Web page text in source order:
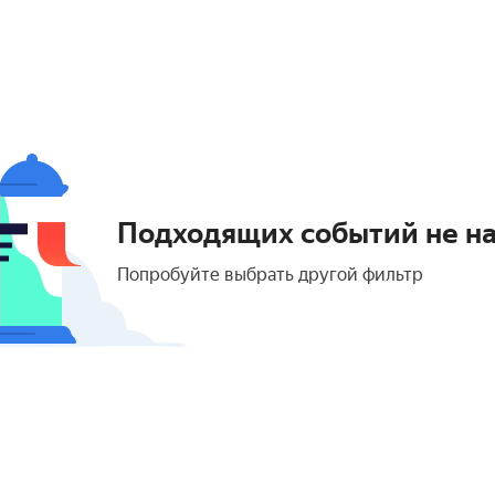
Подходящих событий не
Попробуйте выбрать другой фильтр